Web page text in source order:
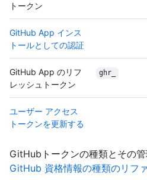
トークン
GitHub App インス
トールとしての認証
GitHub App のリフ
レッシュトークン
ghr_
ユーザー アクセス
トークンを更新する
GitHubトークンの種類とその管
GitHub 資格情報の種類のリフ